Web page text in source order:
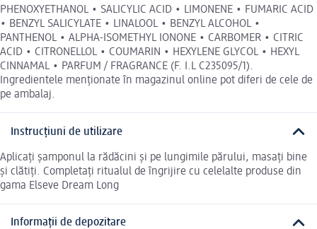
PHENOXYETHANOL • SALICYLIC ACID • LIMONENE • FUMARIC ACID
• BENZYL SALICYLATE • LINALOOL • BENZYL ALCOHOL •
PANTHENOL • ALPHA-ISOMETHYL IONONE • CARBOMER • CITRIC
ACID • CITRONELLOL • COUMARIN • HEXYLENE GLYCOL • HEXYL
CINNAMAL • PARFUM / FRAGRANCE (F. I.L C235095/1).
Ingredientele menționate în magazinul online pot diferi de cele de
pe ambalaj.
Instrucțiuni de utilizare
Aplicaţi șamponul la rădăcini și pe lungimile părului, masaţi bine
și clătiţi. Completaţi ritualul de îngrijire cu celelalte produse din
gama Elseve Dream Long
Informații de depozitare